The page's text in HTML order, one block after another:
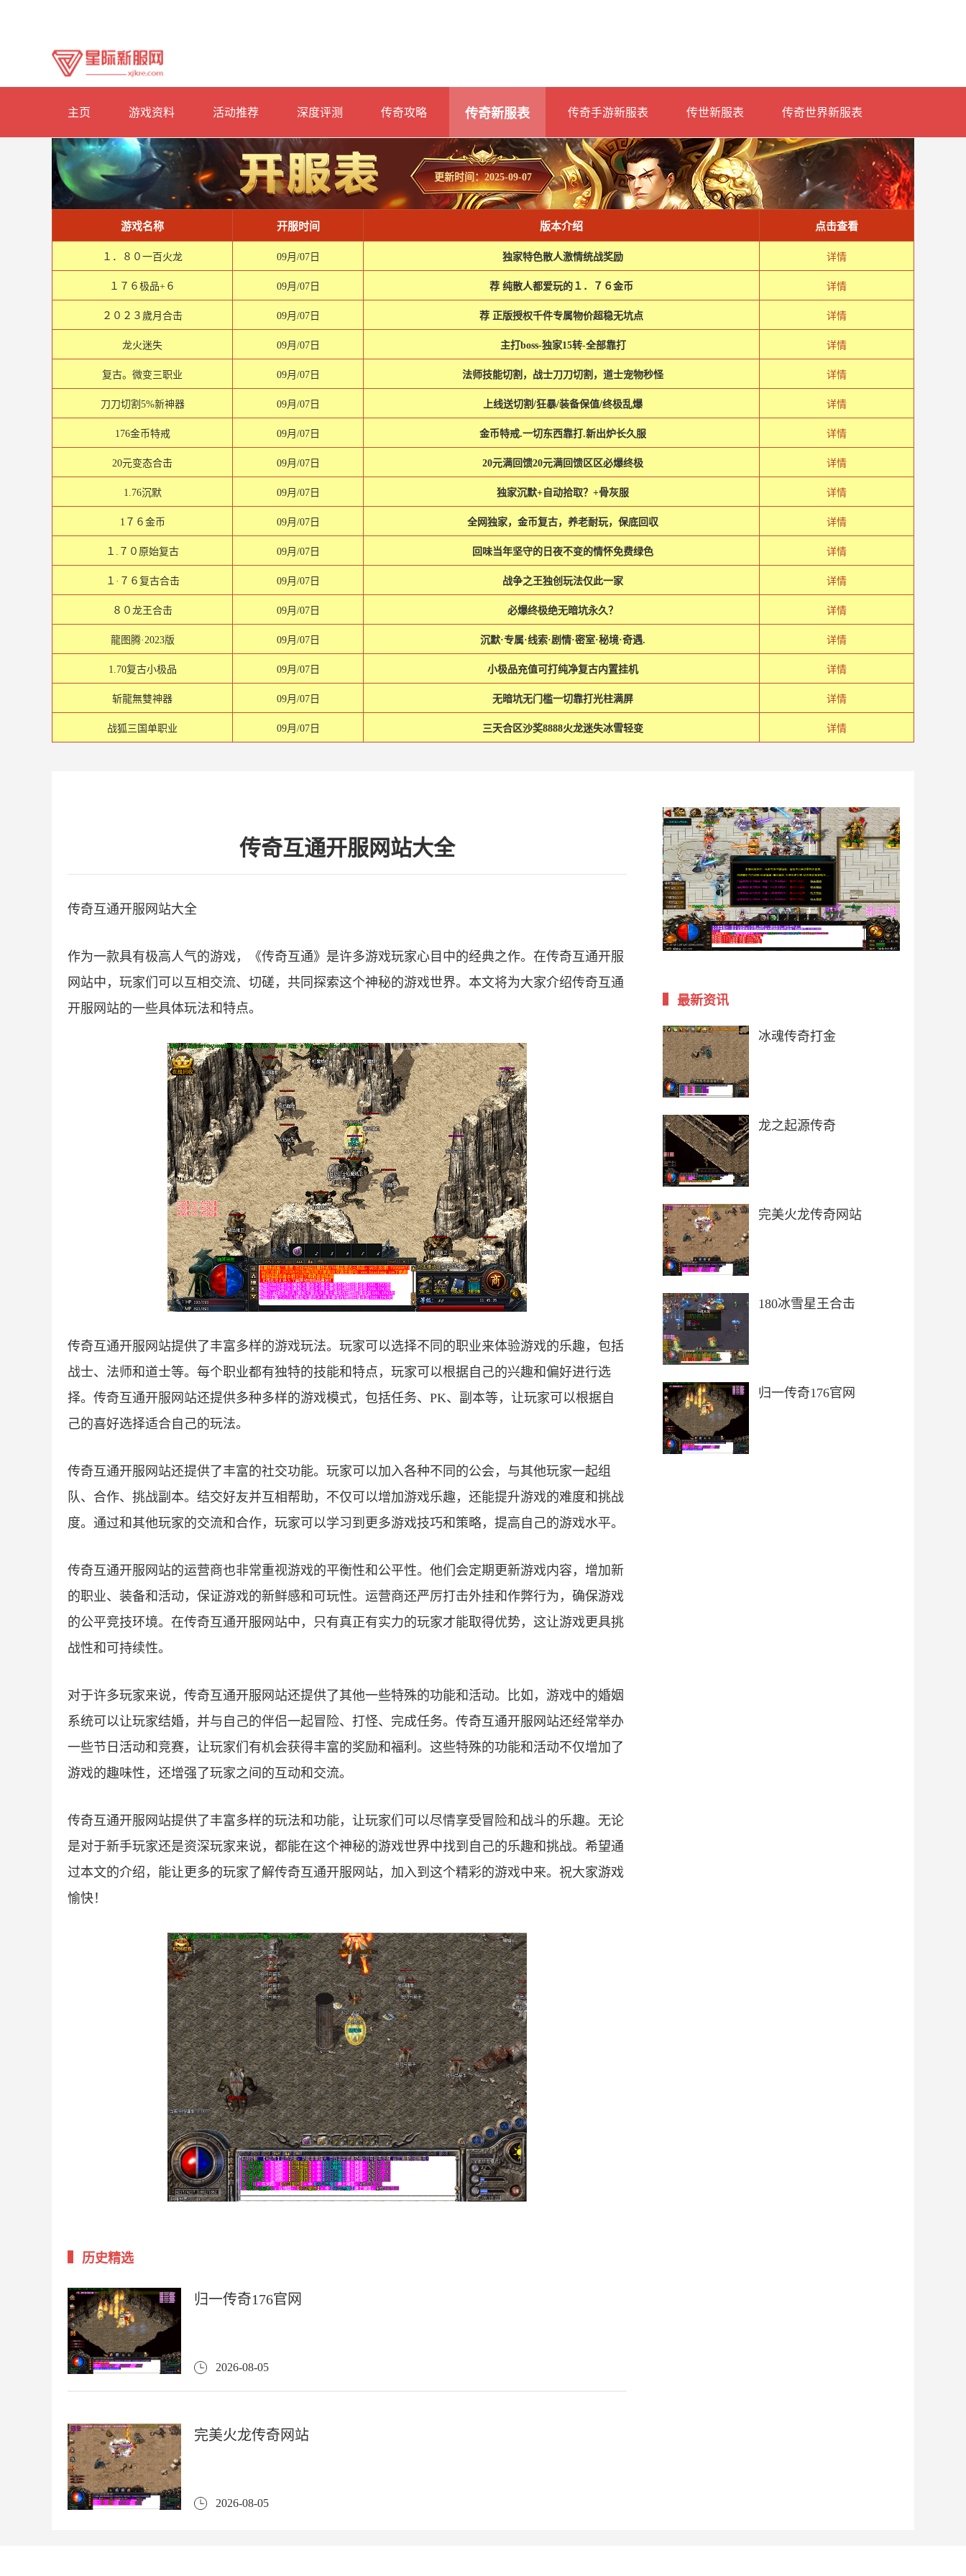
主页 游戏资料 活动推荐 深度评测 传奇攻略 传奇新服表 传奇手游新服表 传世新服表 传奇世界新服表
更新时间：2025-09-07
游戏名称 开服时间 版本介绍 点击查看
１．８０一百火龙 09月/07日 独家特色散人激情统战奖励 详情
１７６极品+６ 09月/07日 荐 纯散人都爱玩的１．７６金币 详情
２０２３歲月合击 09月/07日 荐 正版授权千件专属物价超稳无坑点 详情
龙火迷失 09月/07日 主打boss-独家15转-全部靠打 详情
复古。微变三职业 09月/07日 法师技能切割，战士刀刀切割，道士宠物秒怪 详情
刀刀切割5%新神器 09月/07日 上线送切割/狂暴/装备保值/终极乱爆 详情
176金币特戒 09月/07日 金币特戒.一切东西靠打.新出炉长久服 详情
20元变态合击 09月/07日 20元满回馈20元满回馈区区必爆终极 详情
1.76沉默 09月/07日 独家沉默+自动拾取？+骨灰服 详情
1７６金币 09月/07日 全网独家，金币复古，养老耐玩，保底回収 详情
１.７０原始复古 09月/07日 回味当年坚守的日夜不变的情怀免费绿色 详情
１·７６复古合击 09月/07日 战争之王独创玩法仅此一家 详情
８０龙王合击 09月/07日 必爆终极绝无暗坑永久？ 详情
龍图腾·2023版 09月/07日 沉默·专属·线索·剧情·密室·秘境·奇遇. 详情
1.70复古小极品 09月/07日 小极品充值可打纯净复古内置挂机 详情
斩龍無雙神器 09月/07日 无暗坑无门槛一切靠打光柱满屏 详情
战狐三国单职业 09月/07日 三天合区沙奖8888火龙迷失冰雪轻变 详情
传奇互通开服网站大全
传奇互通开服网站大全
作为一款具有极高人气的游戏，《传奇互通》是许多游戏玩家心目中的经典之作。在传奇互通开服
网站中，玩家们可以互相交流、切磋，共同探索这个神秘的游戏世界。本文将为大家介绍传奇互通
开服网站的一些具体玩法和特点。
传奇互通开服网站提供了丰富多样的游戏玩法。玩家可以选择不同的职业来体验游戏的乐趣，包括
战士、法师和道士等。每个职业都有独特的技能和特点，玩家可以根据自己的兴趣和偏好进行选
择。传奇互通开服网站还提供多种多样的游戏模式，包括任务、PK、副本等，让玩家可以根据自
己的喜好选择适合自己的玩法。
传奇互通开服网站还提供了丰富的社交功能。玩家可以加入各种不同的公会，与其他玩家一起组
队、合作、挑战副本。结交好友并互相帮助，不仅可以增加游戏乐趣，还能提升游戏的难度和挑战
度。通过和其他玩家的交流和合作，玩家可以学习到更多游戏技巧和策略，提高自己的游戏水平。
传奇互通开服网站的运营商也非常重视游戏的平衡性和公平性。他们会定期更新游戏内容，增加新
的职业、装备和活动，保证游戏的新鲜感和可玩性。运营商还严厉打击外挂和作弊行为，确保游戏
的公平竞技环境。在传奇互通开服网站中，只有真正有实力的玩家才能取得优势，这让游戏更具挑
战性和可持续性。
对于许多玩家来说，传奇互通开服网站还提供了其他一些特殊的功能和活动。比如，游戏中的婚姻
系统可以让玩家结婚，并与自己的伴侣一起冒险、打怪、完成任务。传奇互通开服网站还经常举办
一些节日活动和竞赛，让玩家们有机会获得丰富的奖励和福利。这些特殊的功能和活动不仅增加了
游戏的趣味性，还增强了玩家之间的互动和交流。
传奇互通开服网站提供了丰富多样的玩法和功能，让玩家们可以尽情享受冒险和战斗的乐趣。无论
是对于新手玩家还是资深玩家来说，都能在这个神秘的游戏世界中找到自己的乐趣和挑战。希望通
过本文的介绍，能让更多的玩家了解传奇互通开服网站，加入到这个精彩的游戏中来。祝大家游戏
愉快！
历史精选
归一传奇176官网
2026-08-05
完美火龙传奇网站
2026-08-05
最新资讯
冰魂传奇打金
龙之起源传奇
完美火龙传奇网站
180冰雪星王合击
归一传奇176官网